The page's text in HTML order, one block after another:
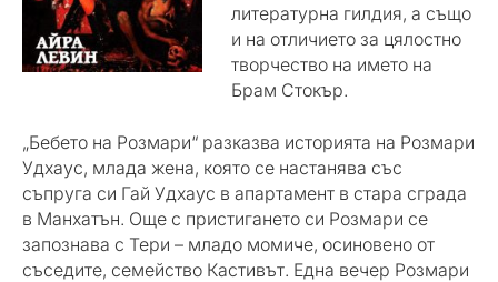
литературна гилдия, а също
и на отличието за цялостно
творчество на името на
Брам Стокър.
„Бебето на Розмари“ разказва историята на Розмари
Удхаус, млада жена, която се настанява със
съпруга си Гай Удхаус в апартамент в стара сграда
в Манхатън. Още с пристигането си Розмари се
запознава с Тери – младо момиче, осиновено от
съседите, семейство Кастивът. Една вечер Розмари